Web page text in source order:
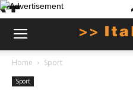
Home Sport
Sport